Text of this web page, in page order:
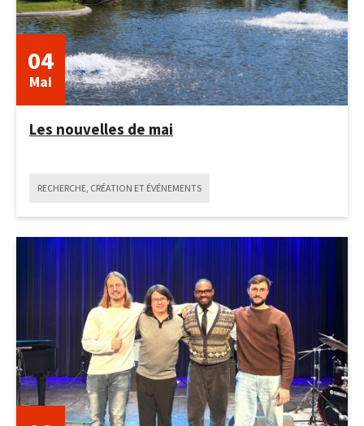
Les nouvelles de mai
4
mai
2026
04
Mai
RECHERCHE, CRÉATION ET ÉVÉNEMENTS